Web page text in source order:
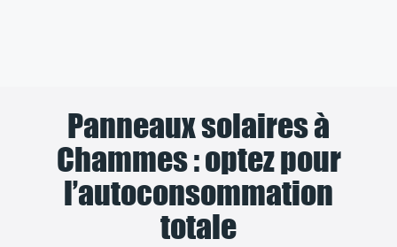
Panneaux solaires à
Chammes : optez pour
l’autoconsommation
totale